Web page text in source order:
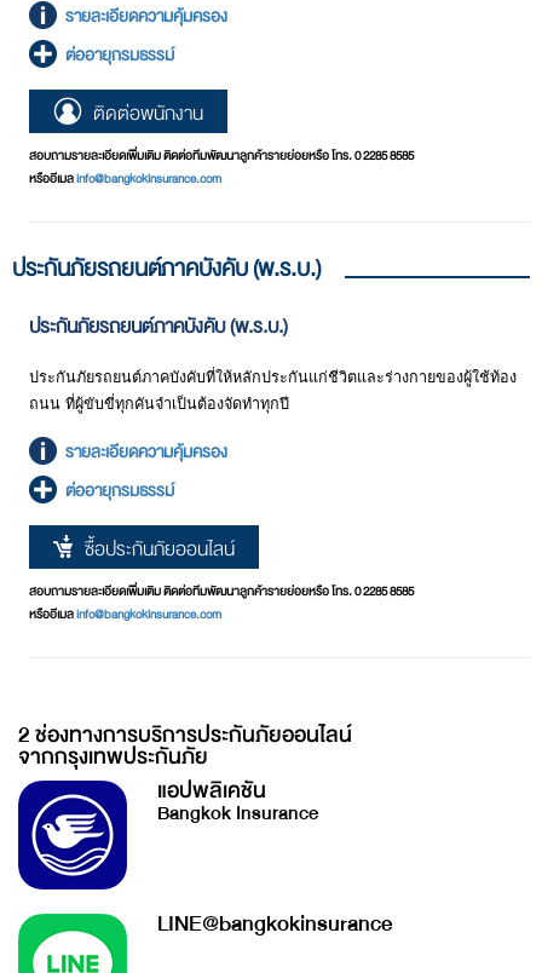
รายละเอียดความคุ้มครอง
ต่ออายุกรมธรรม์
ติดต่อพนักงาน
สอบถามรายละเอียดเพิ่มเติม ติดต่อทีมพัฒนาลูกค้ารายย่อยหรือ โทร. 0 2285 8585
หรืออีเมลinfo@bangkokinsurance.com
ประกันภัยรถยนต์ภาคบังคับ (พ.ร.บ.)
ประกันภัยรถยนต์ภาคบังคับ (พ.ร.บ.)
ประกันภัยรถยนต์ภาคบังคับที่ให้หลักประกันแก่ชีวิตและร่างกายของผู้ใช้ท้อง
ถนน ที่ผู้ขับขี่ทุกคันจำเป็นต้องจัดทำทุกปี
รายละเอียดความคุ้มครอง
ต่ออายุกรมธรรม์
ซื้อประกันภัยออนไลน์
สอบถามรายละเอียดเพิ่มเติม ติดต่อทีมพัฒนาลูกค้ารายย่อยหรือ โทร. 0 2285 8585
หรืออีเมลinfo@bangkokinsurance.com
2 ช่องทางการบริการประกันภัยออนไลน์
จากกรุงเทพประกันภัย
แอปพลิเคชัน
Bangkok Insurance
LINE@bangkokinsurance